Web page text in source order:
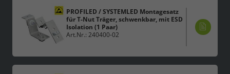
PROFILED / SYSTEMLED Montagesatz
für T-Nut Träger, schwenkbar, mit ESD
Isolation (1 Paar)
Art.Nr.: 240400-02